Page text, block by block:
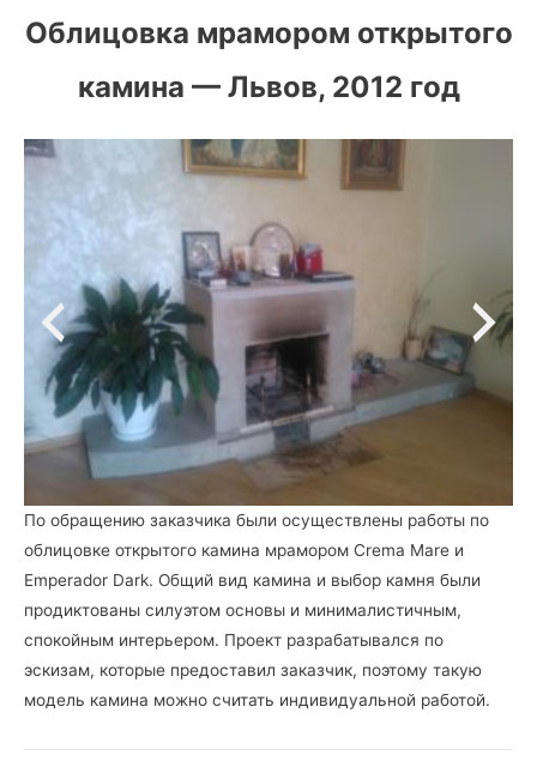
Облицовка мрамором открытого
камина — Львов, 2012 год
По обращению заказчика были осуществлены работы по
облицовке открытого камина мрамором Crema Mare и
Emperador Dark. Общий вид камина и выбор камня были
продиктованы силуэтом основы и минималистичным,
спокойным интерьером. Проект разрабатывался по
эскизам, которые предоставил заказчик, поэтому такую
модель камина можно считать индивидуальной работой.